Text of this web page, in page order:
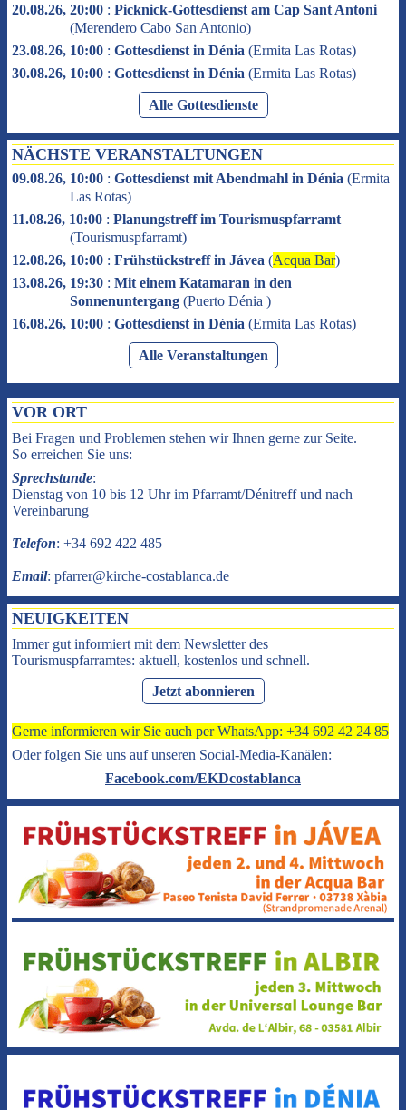
20.08.26, 20:00 : Picknick-Gottesdienst am Cap Sant Antoni
(Merendero Cabo San Antonio)
23.08.26, 10:00 : Gottesdienst in Dénia (Ermita Las Rotas)
30.08.26, 10:00 : Gottesdienst in Dénia (Ermita Las Rotas)
Alle Gottesdienste
NÄCHSTE VERANSTALTUNGEN
09.08.26, 10:00 : Gottesdienst mit Abendmahl in Dénia (Ermita
Las Rotas)
11.08.26, 10:00 : Planungstreff im Tourismuspfarramt
(Tourismuspfarramt)
12.08.26, 10:00 : Frühstückstreff in Jávea (Acqua Bar)
13.08.26, 19:30 : Mit einem Katamaran in den
Sonnenuntergang (Puerto Dénia )
16.08.26, 10:00 : Gottesdienst in Dénia (Ermita Las Rotas)
Alle Veranstaltungen
VOR ORT
Bei Fragen und Problemen stehen wir Ihnen gerne zur Seite.
So erreichen Sie uns:
Sprechstunde:
Dienstag von 10 bis 12 Uhr im Pfarramt/Dénitreff und nach
Vereinbarung
Telefon: +34 692 422 485
Email: pfarrer@kirche-costablanca.de
NEUIGKEITEN
Immer gut informiert mit dem Newsletter des
Tourismuspfarramtes: aktuell, kostenlos und schnell.
Jetzt abonnieren
Gerne informieren wir Sie auch per WhatsApp: +34 692 42 24 85
Oder folgen Sie uns auf unseren Social-Media-Kanälen:
Facebook.com/EKDcostablanca